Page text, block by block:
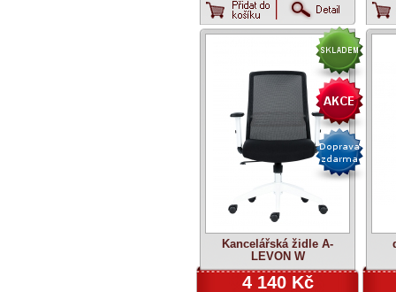
Kancelářská židle A-
LEVON W
4 140 Kč